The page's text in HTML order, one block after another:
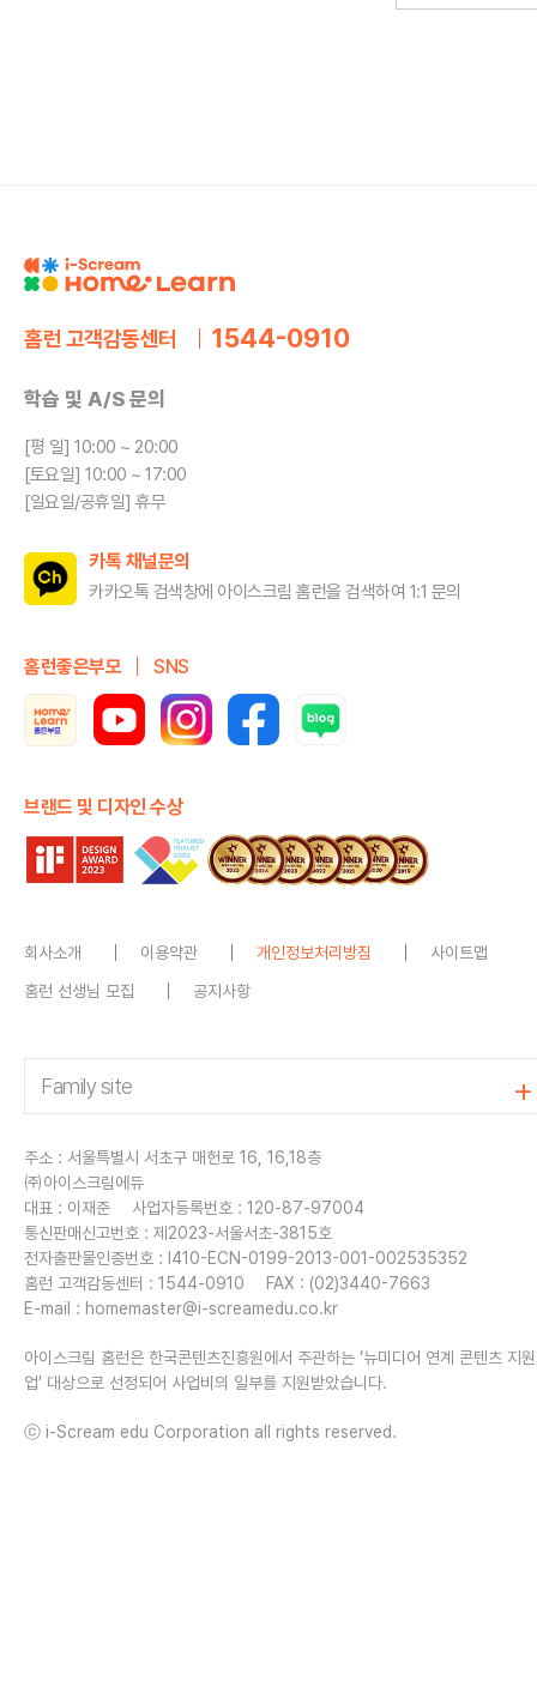
홈런 고객감동센터
학습 및 A/S 문의
[평 일] 10:00 ~ 20:00
[토요일] 10:00 ~ 17:00
[일요일/공휴일] 휴무
1544-0910
카톡 채널문의
카카오톡 검색창에 아이스크림 홈런을 검색하여 1:1 문의
홈런좋은부모 SNS
브랜드 및 디자인 수상
회사소개 이용약관 개인정보처리방침
사이트맵
홈런 선생님 모집
공지사항
주소 : 서울특별시 서초구 매헌로 16, 16,18층
㈜아이스크림에듀
대표 : 이재준
사업자등록번호 : 120-87-97004
통신판매신고번호 : 제2023-서울서초-3815호
전자출판물인증번호 : I410-ECN-0199-2013-001-002535352
홈런 고객감동센터 : 1544-0910
FAX : (02)3440-7663
E-mail : homemaster@i-screamedu.co.kr
아이스크림 홈런은 한국콘텐츠진흥원에서 주관하는 ‘뉴미디어 연계 콘텐츠 지
업’ 대상으로 선정되어 사업비의 일부를 지원받았습니다.
ⓒ i-Scream edu Corporation all rights reserved.